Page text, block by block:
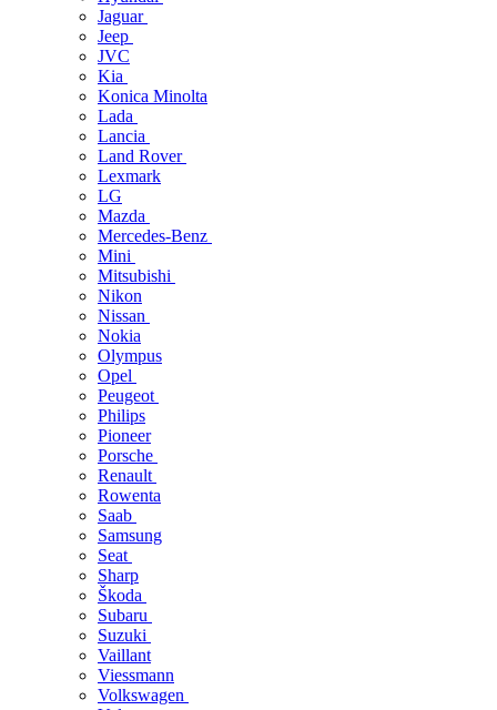
Jaguar
Jeep
JVC
Kia
Konica Minolta
Lada
Lancia
Land Rover
Lexmark
LG
Mazda
Mercedes-Benz
Mini
Mitsubishi
Nikon
Nissan
Nokia
Olympus
Opel
Peugeot
Philips
Pioneer
Porsche
Renault
Rowenta
Saab
Samsung
Seat
Sharp
Škoda
Subaru
Suzuki
Vaillant
Viessmann
Volkswagen